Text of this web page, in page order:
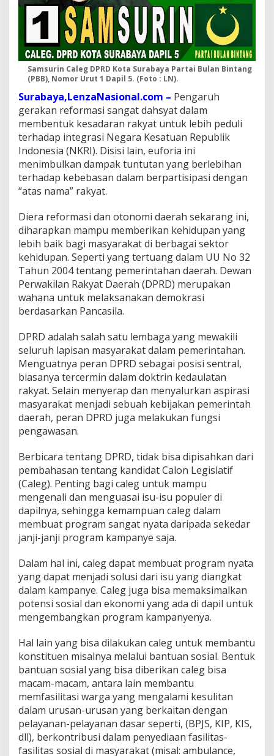
Samsurin Caleg DPRD Kota Surabaya Partai Bulan Bintang
(PBB), Nomor Urut 1 Dapil 5. (Foto : LN).
Surabaya,LenzaNasional.com – Pengaruh
gerakan reformasi sangat dahsyat dalam
membentuk kesadaran rakyat untuk lebih peduli
terhadap integrasi Negara Kesatuan Republik
Indonesia (NKRI). Disisi lain, euforia ini
menimbulkan dampak tuntutan yang berlebihan
terhadap kebebasan dalam berpartisipasi dengan
“atas nama” rakyat.
Diera reformasi dan otonomi daerah sekarang ini,
diharapkan mampu memberikan kehidupan yang
lebih baik bagi masyarakat di berbagai sektor
kehidupan. Seperti yang tertuang dalam UU No 32
Tahun 2004 tentang pemerintahan daerah. Dewan
Perwakilan Rakyat Daerah (DPRD) merupakan
wahana untuk melaksanakan demokrasi
berdasarkan Pancasila.
DPRD adalah salah satu lembaga yang mewakili
seluruh lapisan masyarakat dalam pemerintahan.
Menguatnya peran DPRD sebagai posisi sentral,
biasanya tercermin dalam doktrin kedaulatan
rakyat. Selain menyerap dan menyalurkan aspirasi
masyarakat menjadi sebuah kebijakan pemerintah
daerah, peran DPRD juga melakukan fungsi
pengawasan.
Berbicara tentang DPRD, tidak bisa dipisahkan dari
pembahasan tentang kandidat Calon Legislatif
(Caleg). Penting bagi caleg untuk mampu
mengenali dan menguasai isu-isu populer di
dapilnya, sehingga kemampuan caleg dalam
membuat program sangat nyata daripada sekedar
janji-janji program kampanye saja.
Dalam hal ini, caleg dapat membuat program nyata
yang dapat menjadi solusi dari isu yang diangkat
dalam kampanye. Caleg juga bisa memaksimalkan
potensi sosial dan ekonomi yang ada di dapil untuk
mengembangkan program kampanyenya.
Hal lain yang bisa dilakukan caleg untuk membantu
konstituen misalnya melalui bantuan sosial. Bentuk
bantuan sosial yang bisa diberikan caleg bisa
macam-macam, antara lain membantu
memfasilitasi warga yang mengalami kesulitan
dalam urusan-urusan yang berkaitan dengan
pelayanan-pelayanan dasar seperti, (BPJS, KIP, KIS,
dll), berkontribusi dalam penyediaan fasilitas-
fasilitas sosial di masyarakat (misal: ambulance,